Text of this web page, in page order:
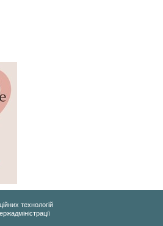
технологій